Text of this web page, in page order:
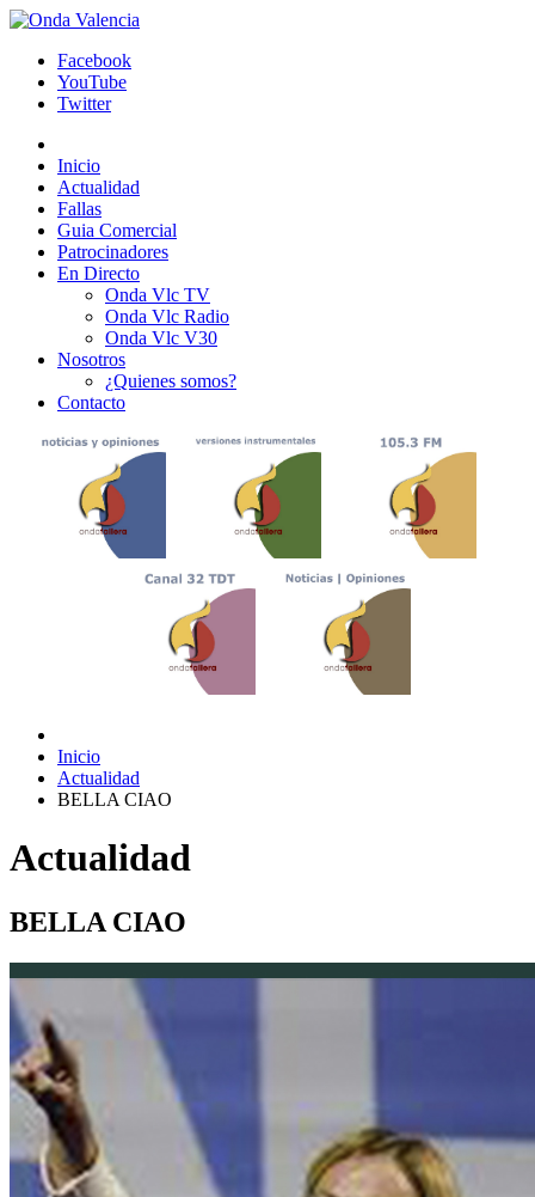
Facebook
YouTube
Twitter
Inicio
Actualidad
Fallas
Guia Comercial
Patrocinadores
En Directo
Onda Vlc TV
Onda Vlc Radio
Onda Vlc V30
Nosotros
¿Quienes somos?
Contacto
Inicio
Actualidad
BELLA CIAO
Actualidad
BELLA CIAO